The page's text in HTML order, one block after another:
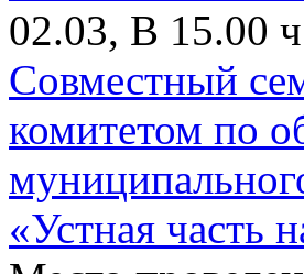
02.03, В 15.00
Совместный
комитетом по
«Устная часть